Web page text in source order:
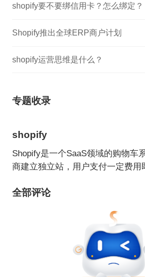
shopify要不要绑信用卡？怎么绑定？
Shopify推出全球ERP商户计划
shopify运营思维是什么？
专题收录
shopify
Shopify是一个SaaS领域的购物车
商建立独立站，用户支付一定费用
全部评论